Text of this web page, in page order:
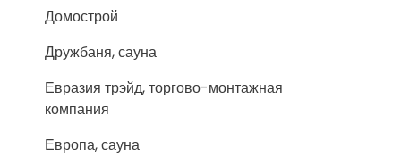
Домострой
Дружбаня, сауна
Евразия трэйд, торгово-монтажная
компания
Европа, сауна